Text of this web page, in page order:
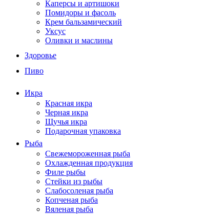
Каперсы и артишоки
Помидоры и фасоль
Крем бальзамический
Уксус
Оливки и маслины
Здоровье
Пиво
Икра
Красная икра
Черная икра
Щучья икра
Подарочная упаковка
Рыба
Свежемороженная рыба
Охлажденная продукция
Филе рыбы
Стейки из рыбы
Слабосоленая рыба
Копченая рыба
Вяленая рыба